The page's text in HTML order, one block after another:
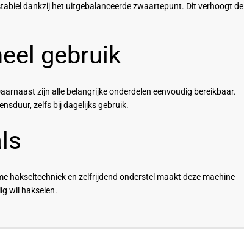
dankzij het uitgebalanceerde zwaartepunt. Dit verhoogt de
gebruik
zijn alle belangrijke onderdelen eenvoudig bereikbaar.
zelfs bij dagelijks gebruik.
hakseltechniek en zelfrijdend onderstel maakt deze machine
wil hakselen.